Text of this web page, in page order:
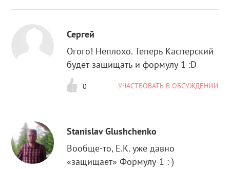
Сергей
Огого! Неплохо. Теперь Касперский
будет защищать и формулу 1 :D
0 УЧАСТВОВАТЬ В ОБСУЖДЕНИИ
Stanislav Glushchenko
Вообще-то, E.K. уже давно
«защищает» Формулу-1 :-)